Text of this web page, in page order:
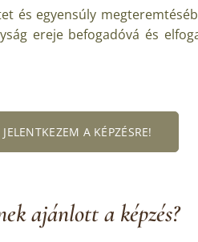
és egyensúly
ereje befogadóvá és
JELENTKEZEM A KÉPZÉSRE!
ajánlott a képzés?